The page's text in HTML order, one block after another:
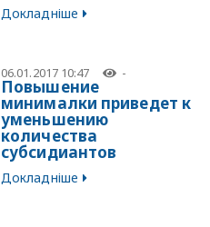
Докладніше
06.01.2017 10:47 -
Повышение
минималки приведет к
уменьшению
количества
субсидиантов
Докладніше